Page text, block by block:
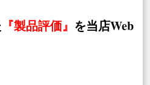
『製品評価』 を当店Web